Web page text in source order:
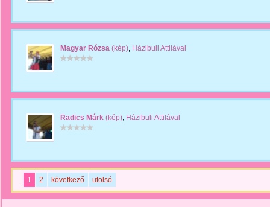
Magyar Rózsa (kép), Házibuli Attilával
Radics Márk (kép), Házibuli Attilával
1 2 következő utolsó